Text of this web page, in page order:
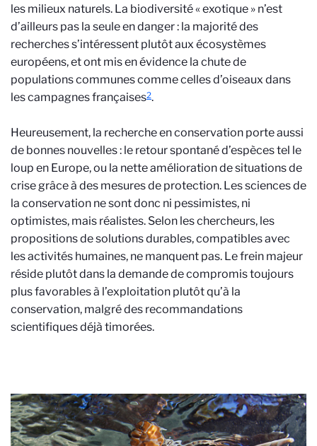
les milieux naturels. La biodiversité « exotique » n’est
d’ailleurs pas la seule en danger : la majorité des
recherches s’intéressent plutôt aux écosystèmes
européens, et ont mis en évidence la chute de
populations communes comme celles d’oiseaux dans
les campagnes françaises2.
Heureusement, la recherche en conservation porte aussi
de bonnes nouvelles : le retour spontané d’espèces tel le
loup en Europe, ou la nette amélioration de situations de
crise grâce à des mesures de protection. Les sciences de
la conservation ne sont donc ni pessimistes, ni
optimistes, mais réalistes. Selon les chercheurs, les
propositions de solutions durables, compatibles avec
les activités humaines, ne manquent pas. Le frein majeur
réside plutôt dans la demande de compromis toujours
plus favorables à l’exploitation plutôt qu’à la
conservation, malgré des recommandations
scientifiques déjà timorées.